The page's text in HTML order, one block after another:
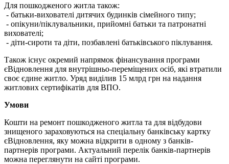
Для пошкодженого житла також:
- батьки-вихователі дитячих будинків сімейного типу;
- опікуни/піклувальники, прийомні батьки та патронатні
вихователі;
- діти-сироти та діти, позбавлені батьківського піклування.
Також існує окремий напрямок фінансування програми
єВідновлення для внутрішньо-переміщених осіб, які втратили
своє єдине житло. Уряд виділив 15 млрд грн на надання
житлових сертифікатів для ВПО.
Умови
Кошти на ремонт пошкодженого житла та для відбудови
знищеного зараховуються на спеціальну банківську картку
єВідновлення, яку можна відкрити в одному з банків-
партнерів програми. Актуальний перелік банків-партнерів
можна переглянути на сайті програми.